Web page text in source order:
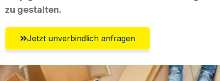
zu gestalten.
Jetzt unverbindlich anfragen